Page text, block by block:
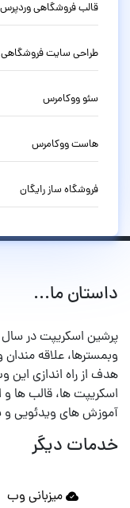
قالب فروشگاهی وردپرس
طراحی سایت فروشگاهی
سئو ووکامرس
هاست ووکامرس
فروشگاه ساز رایگان
داستان ما...
وبمسترها، علاقه
هدف از راه اندازی این
اسکریپت ها، قالب ها و
آموزش های ویدئویی و
خدمات دیگر
میزبانی وب